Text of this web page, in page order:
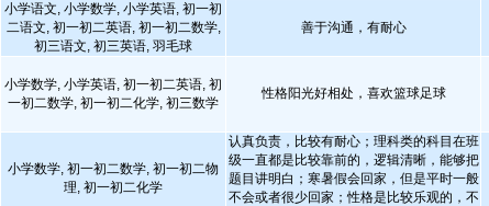
小学语文, 小学数学, 小学英语, 初一初
二语文, 初一初二英语, 初一初二数学,
初三语文, 初三英语, 羽毛球
善于沟通，有耐心
小学数学, 小学英语, 初一初二英语, 初
一初二数学, 初一初二化学, 初三数学
性格阳光好相处，喜欢篮球足球
小学数学, 初一初二数学, 初一初二物
理, 初一初二化学
认真负责，比较有耐心；理科类的科目在班
级一直都是比较靠前的，逻辑清晰，能够把
题目讲明白；寒暑假会回家，但是平时一般
不会或者很少回家；性格是比较乐观的，不